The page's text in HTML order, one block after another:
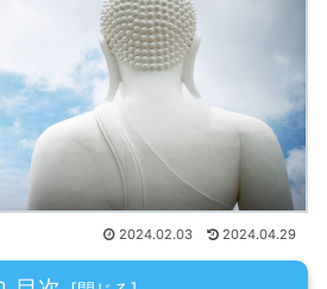
2024.02.03 2024.04.29